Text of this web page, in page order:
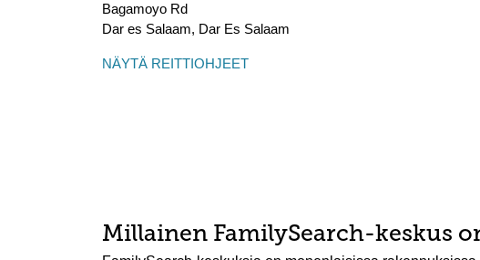
Bagamoyo Rd
Dar es Salaam, Dar Es Salaam
NÄYTÄ REITTIOHJEET
Millainen FamilySearch-keskus